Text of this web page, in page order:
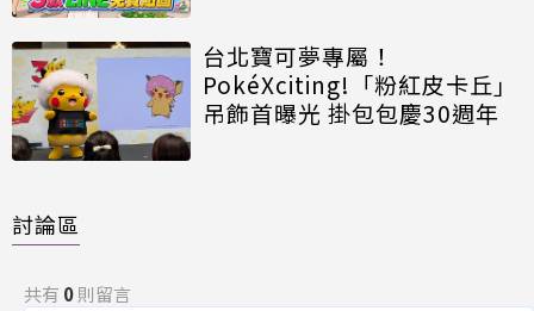
台北寶可夢專屬！
PokéXciting!「粉紅皮卡丘」
吊飾首曝光 掛包包慶30週年
討論區
共有 0則留言